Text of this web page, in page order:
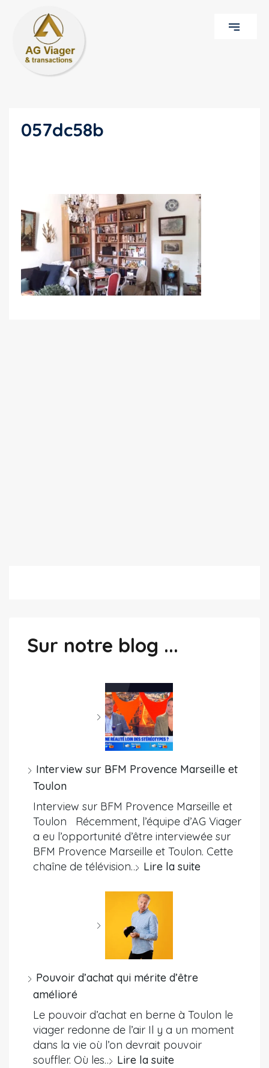
057dc58b
Sur notre blog ...
Interview sur BFM Provence Marseille et
Toulon
Interview sur BFM Provence Marseille et
Toulon Récemment, l’équipe d’AG Viager
a eu l’opportunité d’être interviewée sur
BFM Provence Marseille et Toulon. Cette
chaîne de télévision… Lire la suite
Pouvoir d’achat qui mérite d’être
amélioré
Le pouvoir d’achat en berne à Toulon le
viager redonne de l’air Il y a un moment
dans la vie où l’on devrait pouvoir
souffler. Où les… Lire la suite